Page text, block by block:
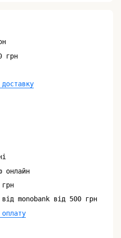
грн
онлайн
monobank від 500 грн